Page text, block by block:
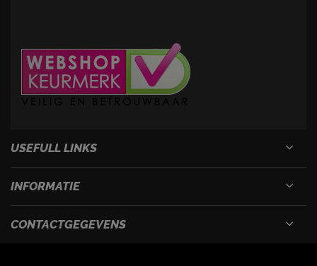
USEFULL LINKS
INFORMATIE
CONTACTGEGEVENS